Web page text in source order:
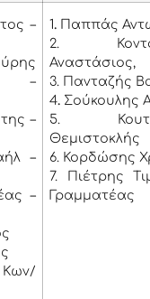
–
–
–
–
–
Κων/
1. Παππάς
2.
Αναστάσιος,
3. Πανταζής
4. Σούκουλης
5.
Θεμιστοκλής
6. Κορδώσης
7. Πιέτρης
Γραμματέας